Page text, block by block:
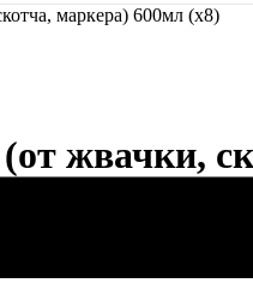
маркера) 600мл (х8)
жвачки,